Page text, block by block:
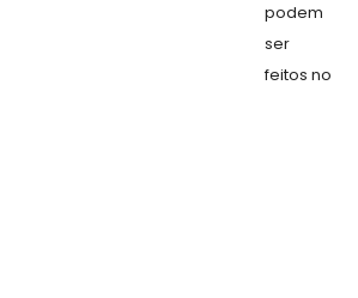
podem
ser
feitos no